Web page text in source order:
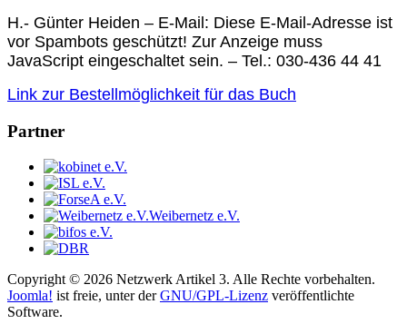
H.- Günter Heiden – E-Mail: Diese E-Mail-Adresse ist
vor Spambots geschützt! Zur Anzeige muss
JavaScript eingeschaltet sein. – Tel.: 030-436 44 41
Link zur Bestellmöglichkeit für das Buch
Partner
Weibernetz e.V.
Copyright © 2026 Netzwerk Artikel 3. Alle Rechte vorbehalten.
Joomla! ist freie, unter derGNU/GPL-Lizenz veröffentlichte
Software.